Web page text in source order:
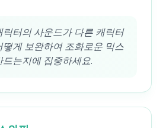
릭터의 사운드가 다른 캐릭터
떻게 보완하여 조화로운 믹스
드는지에 집중하세요.